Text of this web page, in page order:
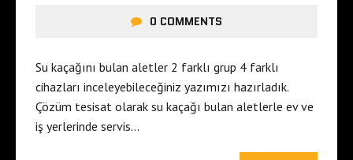
0 COMMENTS
Su kaçağını bulan aletler 2 farklı grup 4 farklı
cihazları inceleyebileceğiniz yazımızı hazırladık.
Çözüm tesisat olarak su kaçağı bulan aletlerle ev ve
iş yerlerinde servis…